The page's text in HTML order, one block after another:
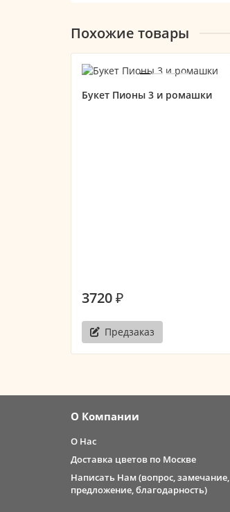
Похожие товары
Букет Пионы 3 и ромашки
3720 ₽
Предзаказ
О Компании
О Нас
Доставка цветов по Москве
Написать Нам (вопрос, замечание,
предложение, благодарность)